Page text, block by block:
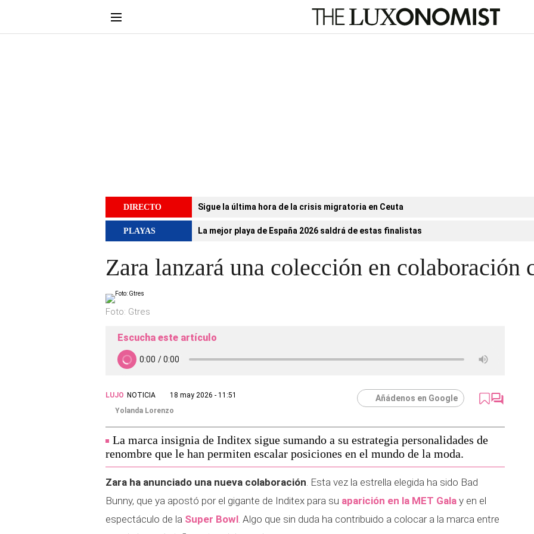
DIRECTO Sigue la última hora de la crisis migratoria en Ceuta
PLAYAS La mejor playa de España 2026 saldrá de estas finalistas
Zara lanzará una colección en colaboración
Foto: Gtres
Escucha este artículo
LUJO NOTICIA
18 may 2026 - 11:51
Yolanda Lorenzo
Añádenos en Google
La marca insignia de Inditex sigue sumando a su estrategia personalidades de
renombre que le han permiten escalar posiciones en el mundo de la moda.
Zara ha anunciado una nueva colaboración. Esta vez la estrella elegida ha sido Bad
Bunny, que ya apostó por el gigante de Inditex para su aparición en la MET Gala y en el
espectáculo de la Super Bowl. Algo que sin duda ha contribuido a colocar a la marca entre